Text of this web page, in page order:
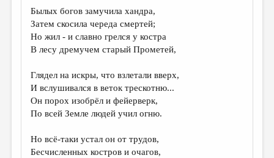
Былых богов замучила хандра,
Затем скосила череда смертей;
Но жил - и славно грелся у костра
В лесу дремучем старый Прометей,
Глядел на искры, что взлетали вверх,
И вслушивался в веток трескотню...
Он порох изобрёл и фейерверк,
По всей Земле людей учил огню.
Но всё-таки устал он от трудов,
Бесчисленных костров и очагов,